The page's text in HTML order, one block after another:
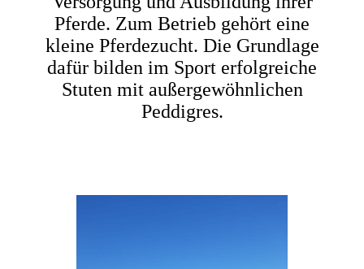
Pferde. Zum Betrieb gehört eine
kleine Pferdezucht. Die Grundlage
dafür bilden im Sport erfolgreiche
Stuten mit außergewöhnlichen
Peddigres.